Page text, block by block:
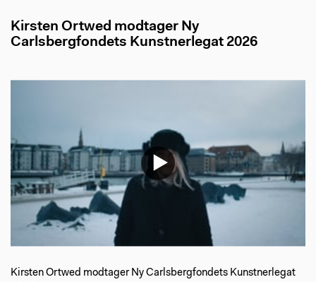
Kirsten Ortwed modtager Ny
Carlsbergfondets Kunstnerlegat 2026
Kirsten Ortwed modtager Ny Carlsbergfondets Kunstnerlegat